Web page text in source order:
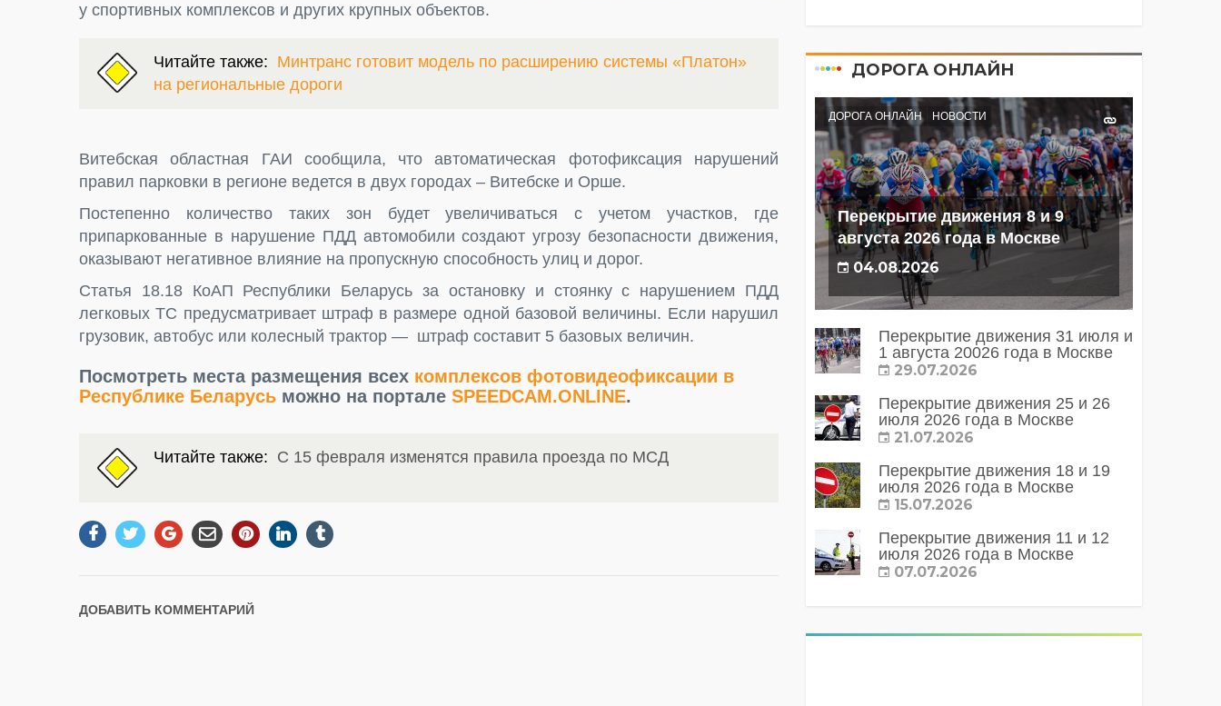
у спортивных комплексов и других крупных объектов.
Читайте также: Минтранс готовит модель по расширению системы «Платон»
на региональные дороги
Витебская областная ГАИ сообщила, что автоматическая фотофиксация нарушений
правил парковки в регионе ведется в двух городах – Витебске и Орше.
Постепенно количество таких зон будет увеличиваться с учетом участков, где
припаркованные в нарушение ПДД автомобили создают угрозу безопасности движения,
оказывают негативное влияние на пропускную способность улиц и дорог.
Статья 18.18 КоАП Республики Беларусь за остановку и стоянку с нарушением ПДД
легковых ТС предусматривает штраф в размере одной базовой величины. Если нарушил
грузовик, автобус или колесный трактор — штраф составит 5 базовых величин.
Посмотреть места размещения всех комплексов фотовидеофиксации в
Республике Беларусь можно на портале SPEEDCAM.ONLINE.
Читайте также: С 15 февраля изменятся правила проезда по МСД
ДОБАВИТЬ КОММЕНТАРИЙ
ДОРОГА ОНЛАЙН
ДОРОГА ОНЛАЙН НОВОСТИ
Перекрытие движения 8 и 9
августа 2026 года в Москве
04.08.2026
Перекрытие движения 31 июля и
1 августа 20026 года в Москве
29.07.2026
Перекрытие движения 25 и 26
июля 2026 года в Москве
21.07.2026
Перекрытие движения 18 и 19
июля 2026 года в Москве
15.07.2026
Перекрытие движения 11 и 12
июля 2026 года в Москве
07.07.2026